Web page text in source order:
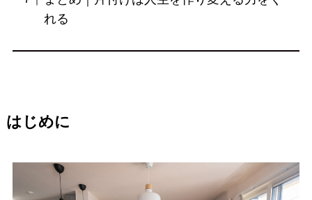
れる
はじめに